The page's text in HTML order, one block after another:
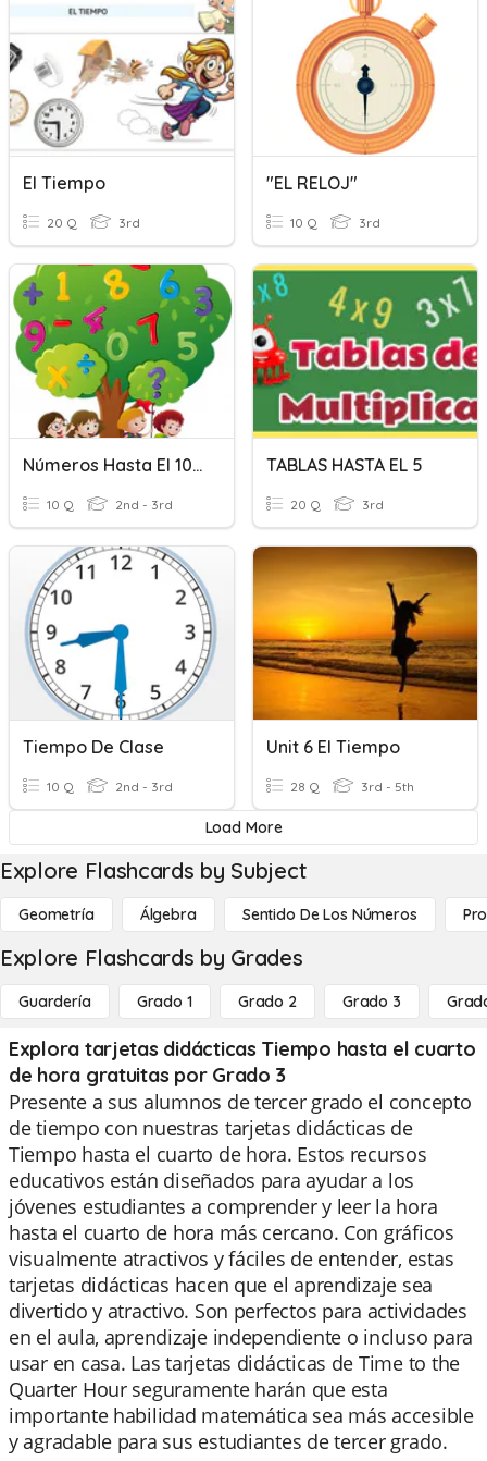
El Tiempo
20 Q 3rd
"EL RELOJ"
10 Q 3rd
Números Hasta El 1000
10 Q 2nd - 3rd
TABLAS HASTA EL 5
20 Q 3rd
Tiempo De Clase
10 Q 2nd - 3rd
Unit 6 El Tiempo
28 Q 3rd - 5th
Load More
Explore Flashcards by Subject
Geometría Álgebra Sentido De Los Números
Explore Flashcards by Grades
Guardería Grado 1 Grado 2 Grado 3
Explora tarjetas didácticas Tiempo hasta el cuarto
de hora gratuitas por Grado 3
Presente a sus alumnos de tercer grado el concepto
de tiempo con nuestras tarjetas didácticas de
Tiempo hasta el cuarto de hora. Estos recursos
educativos están diseñados para ayudar a los
jóvenes estudiantes a comprender y leer la hora
hasta el cuarto de hora más cercano. Con gráficos
visualmente atractivos y fáciles de entender, estas
tarjetas didácticas hacen que el aprendizaje sea
divertido y atractivo. Son perfectos para actividades
en el aula, aprendizaje independiente o incluso para
usar en casa. Las tarjetas didácticas de Time to the
Quarter Hour seguramente harán que esta
importante habilidad matemática sea más accesible
y agradable para sus estudiantes de tercer grado.